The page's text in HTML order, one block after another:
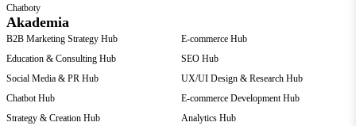
Chatboty
Akademia
B2B Marketing Strategy Hub
E-commerce Hub
Education & Consulting Hub
SEO Hub
Social Media & PR Hub
UX/UI Design & Research Hub
Chatbot Hub
E-commerce Development Hub
Strategy & Creation Hub
Analytics Hub